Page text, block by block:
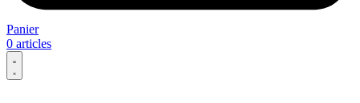
Panier
0 articles